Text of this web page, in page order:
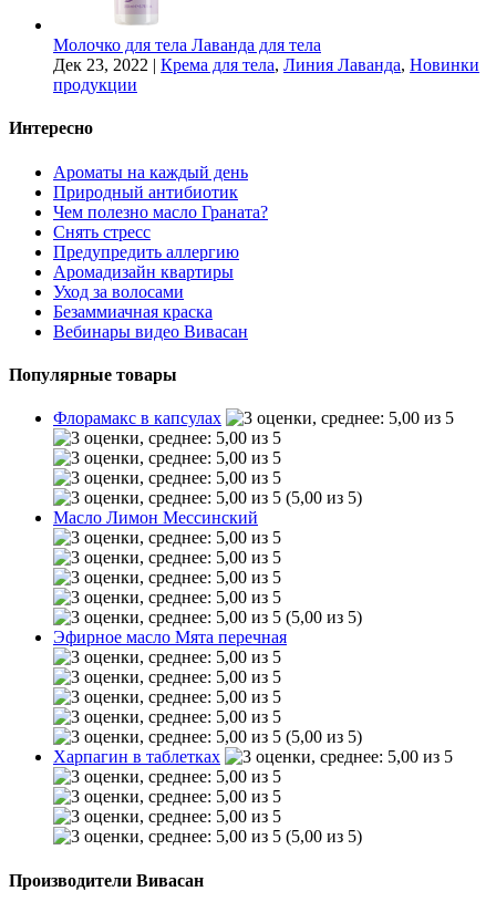
Молочко для тела Лаванда для тела
Дек 23, 2022 | Крема для тела, Линия Лаванда, Новинки
продукции
Интересно
Ароматы на каждый день
Природный антибиотик
Чем полезно масло Граната?
Снять стресс
Предупредить аллергию
Аромадизайн квартиры
Уход за волосами
Безаммиачная краска
Вебинары видео Вивасан
Популярные товары
Флорамакс в капсулах
(5,00 из 5)
Масло Лимон Мессинский
(5,00 из 5)
Эфирное масло Мята перечная
(5,00 из 5)
Харпагин в таблетках
(5,00 из 5)
Производители Вивасан